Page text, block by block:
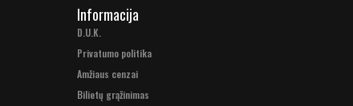
Informacija
D.U.K.
Privatumo politika
Amžiaus cenzai
Bilietų grąžinimas